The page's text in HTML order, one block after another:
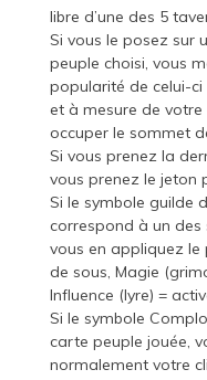
libre d’une des 5
Si vous le posez sur
peuple choisi, vous
popularité de celui-
et à mesure de votre
occuper le sommet
Si vous prenez la
vous prenez le jeton
Si le symbole guilde
correspond à un des
vous en appliquez le
de sous, Magie
Influence (lyre) =
Si le symbole
carte peuple jouée,
normalement votre